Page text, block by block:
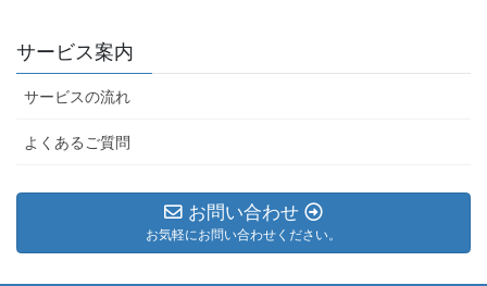
サービス案内
サービスの流れ
よくあるご質問
お問い合わせ
お気軽にお問い合わせください。